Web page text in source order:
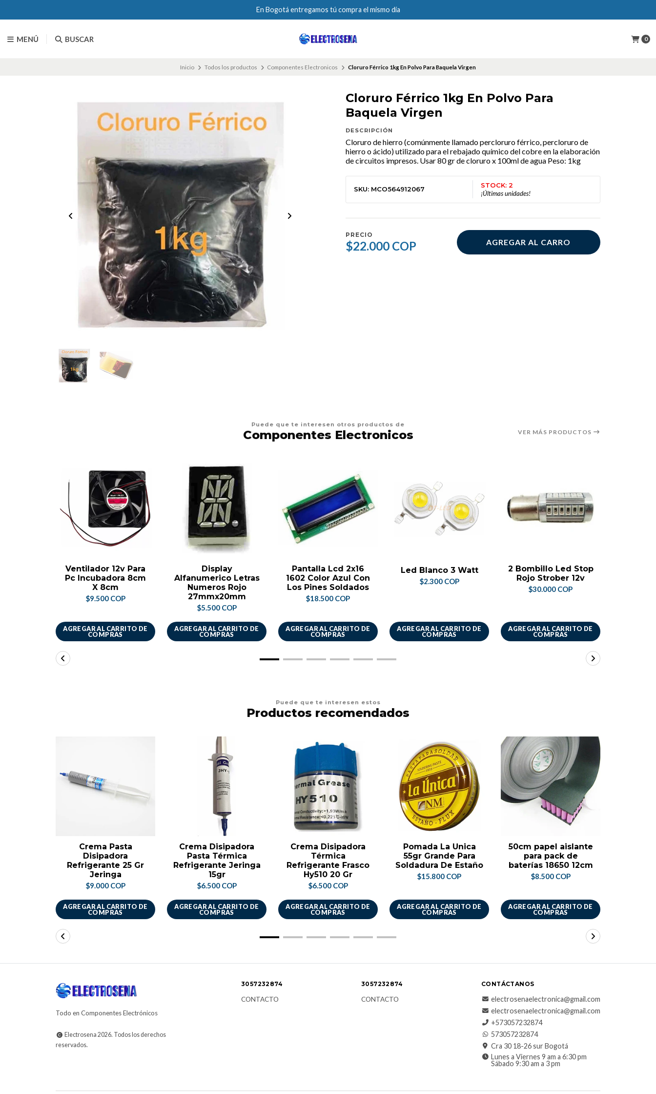
MENÚ BUSCAR 0
En Bogotá entregamos tú compra el mismo día
Inicio Todos los productos Componentes Electronicos Cloruro Férrico 1kg En Polvo Para Baquela Virgen
Cloruro Férrico 1kg En Polvo Para
Baquela Virgen
DESCRIPCIÓN
Cloruro de hierro (comúnmente llamado percloruro férrico, percloruro de
hierro o ácido) utilizado para el rebajado químico del cobre en la elaboración
de circuitos impresos. Usar 80 gr de cloruro x 100ml de agua Peso: 1kg
SKU: MCO564912067
STOCK: 2
¡Últimas unidades!
PRECIO
$22.000 COP AGREGAR AL CARRO
Puede que te interesen otros productos de
Componentes Electronicos VER MÁS PRODUCTOS
Ventilador 12v Para
Pc Incubadora 8cm
X 8cm
$9.500 COP
AGREGAR AL CARRITO DE
COMPRAS
Display
Alfanumerico Letras
Numeros Rojo
27mmx20mm
$5.500 COP
AGREGAR AL CARRITO DE
COMPRAS
Pantalla Lcd 2x16
1602 Color Azul Con
Los Pines Soldados
$18.500 COP
AGREGAR AL CARRITO DE
COMPRAS
Led Blanco 3 Watt
$2.300 COP
AGREGAR AL CARRITO DE
COMPRAS
2 Bombillo Led Stop
Rojo Strober 12v
$30.000 COP
AGREGAR AL CARRITO DE
COMPRAS
Puede que te interesen estos
Productos recomendados
Crema Pasta
Disipadora
Refrigerante 25 Gr
Jeringa
$9.000 COP
AGREGAR AL CARRITO DE
COMPRAS
Crema Disipadora
Pasta Térmica
Refrigerante Jeringa
15gr
$6.500 COP
AGREGAR AL CARRITO DE
COMPRAS
Crema Disipadora
Térmica
Refrigerante Frasco
Hy510 20 Gr
$6.500 COP
AGREGAR AL CARRITO DE
COMPRAS
Pomada La Unica
55gr Grande Para
Soldadura De Estaño
$15.800 COP
AGREGAR AL CARRITO DE
COMPRAS
50cm papel aislante
para pack de
baterías 18650 12cm
$8.500 COP
AGREGAR AL CARRITO DE
COMPRAS
Todo en Componentes Electrónicos
Electrosena 2026. Todos los derechos
reservados.
3057232874
CONTACTO
3057232874
CONTACTO
CONTÁCTANOS
electrosenaelectronica@gmail.com
electrosenaelectronica@gmail.com
+573057232874
573057232874
Cra 30 18-26 sur Bogotá
Lunes a Viernes 9 am a 6:30 pm
Sábado 9:30 am a 3 pm